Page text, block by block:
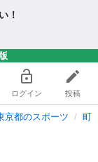
！
ログイン 投稿
京都のスポーツ 町